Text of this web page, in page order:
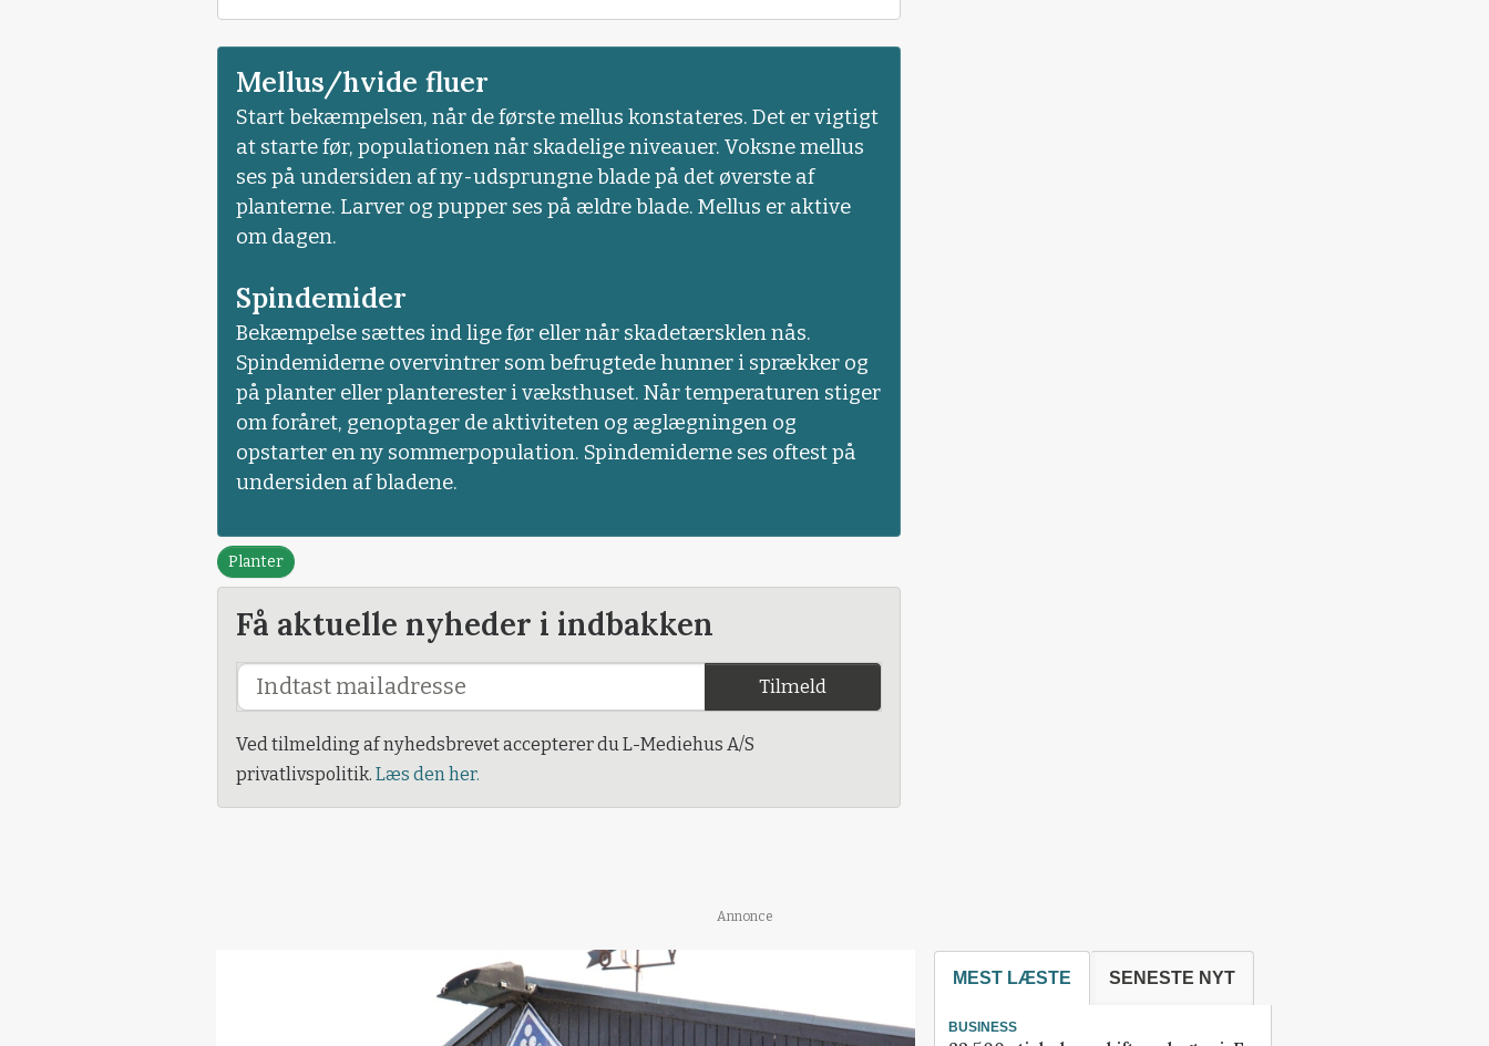
Mellus/hvide fluer
Start bekæmpelsen, når de første mellus konstateres. Det er vigtigt
at starte før, populationen når skadelige niveauer. Voksne mellus
ses på undersiden af ny-udsprungne blade på det øverste af
planterne. Larver og pupper ses på ældre blade. Mellus er aktive
om dagen.
Spindemider
Bekæmpelse sættes ind lige før eller når skadetærsklen nås.
Spindemiderne overvintrer som befrugtede hunner i sprækker og
på planter eller planterester i væksthuset. Når temperaturen stiger
om foråret, genoptager de aktiviteten og æglægningen og
opstarter en ny sommerpopulation. Spindemiderne ses oftest på
undersiden af bladene.
Planter
Få aktuelle nyheder i indbakken
Tilmeld
Ved tilmelding af nyhedsbrevet accepterer du L-Mediehus A/S
privatlivspolitik. Læs den her.
Annonce
MEST LÆSTE SENESTE NYT
BUSINESS